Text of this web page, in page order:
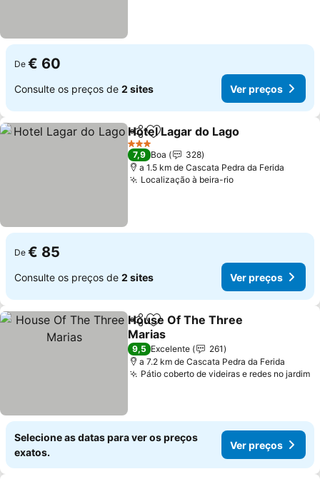
De € 60
Consulte os preços de 2 sites Ver preços
PartilharAdicionar aos favoritos
Hotel Lagar do Lago
3 Estrelas
7,9 Boa
328
a 1.5 km de Cascata Pedra da Ferida
Localização à beira-rioVer preços
De € 85
Consulte os preços de 2 sites Ver preços
PartilharAdicionar aos favoritos
House Of The Three
Marias
Ver preços
9,5 Excelente
261
a 7.2 km de Cascata Pedra da Ferida
Pátio coberto de videiras e redes no jardim
Selecione as datas para ver os preços
exatos.
Ver preços